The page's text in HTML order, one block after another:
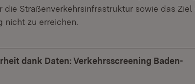
Straßenverkehrsinfrastruktur sowie das Ziel
nicht zu erreichen.
dank Daten: Verkehrsscreening Baden-